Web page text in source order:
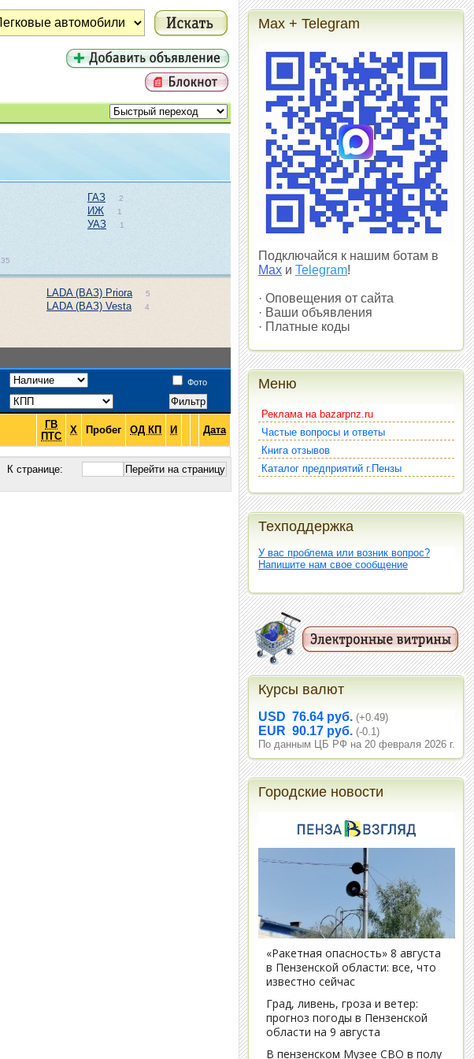
35
ГАЗ 2
ИЖ 1
УАЗ 1
LADA (ВАЗ) Priora 5
LADA (ВАЗ) Vesta 4
Фото
ГВ
ПТС
Х Пробег ОД КП И Дата
К странице:
Max + Telegram
Подключайся к нашим ботам в
Max и Telegram!
· Оповещения от сайта
· Ваши объявления
· Платные коды
Меню
Реклама на bazarpnz.ru
Частые вопросы и ответы
Книга отзывов
Каталог предприятий г.Пензы
Техподдержка
У вас проблема или возник вопрос?
Напишите нам свое сообщение
Курсы валют
USD 76.64 руб. (+0.49)
EUR 90.17 руб. (-0.1)
По данным ЦБ РФ на 20 февраля 2026 г.
Городские новости